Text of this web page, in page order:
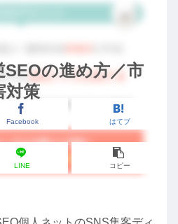
SEOの進め方／市
対策
Facebook はてブ
LINE コピー